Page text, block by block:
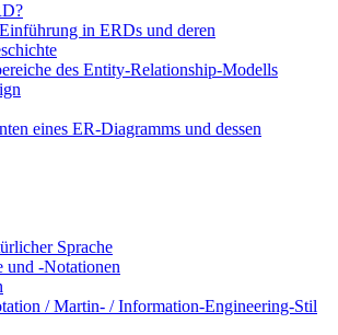
in ERDs und deren
des Entity-Relationship-Modells
eines ER-Diagramms und dessen
Sprache
und -Notationen
/ Martin- / Information-Engineering-Stil